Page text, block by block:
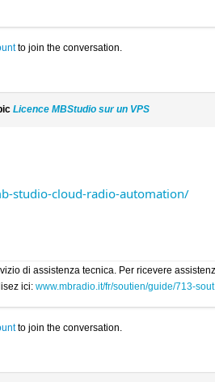
to join the conversation.
Licence MBStudio sur un VPS
studio-cloud-radio-automation/
di assistenza tecnica. Per ricevere
ici: www.mbradio.it/fr/soutien/guide/713-
to join the conversation.